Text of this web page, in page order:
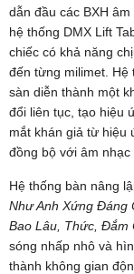
dẫn đầu các BXH
hệ thống DMX Lift
chiếc có khả năng
đến từng milimet. Hệ
sàn diễn thành một
đổi liên tục, tạo hiệu
mắt khán giả từ hiệu
đồng bộ với âm nhạc
Hệ thống bàn nâng
Như Anh Xứng Đáng
Bao Lâu, Thức,
sóng nhấp nhô và
thành không gian